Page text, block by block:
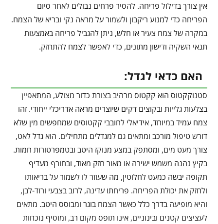
אין צורך בדילול פריחה. להסיר פרחים נבולים לאחר סיום
הפריחה כדי למנוע ריקבון ולשמור על מראה נקי ובריא של הצמח.
במקרה של צמח צעיר או חלש, ניתן להגביל פריחה באמצעות
תנאי השקיה ודישון מתונים, כדי לאפשר לצמח להתחזק.
האם כדאי לגדל:
סטנוקקטוס הוא קקטוס מרהיב בצורת כדור מצולע, המתאפיין
בצלעות גלייות ובקוצים דקים שיוצרים מראה אדריכלי ייחודי. זהו
צמח עמיד במיוחד, אידיאלי לחובבי קקטוסים שמחפשים מין שלא
דורש טיפול מורכב ומתאים גם למגדלים מתחילים. הוא גדל לאט,
צורך מעט מים, ומסתפק במצע מנוקז היטב ובטמפרטורות חמות.
בקיץ נהנה משמש ישירה או מאור חזק מאוד, ובחורף מעדיף
תקופה יבשה כמעט לחלוטין, מה שעוזר לו לשמור על בריאותו
ולחזק את יכולת הפריחה. פריחתו עדינה, לרוב בצבעי ורוד-לבן,
והיא מופיעה בדרך כלל כאשר הצמח בוגר ומבוסס היטב. מתאים
לעציצים קטנים ובינוניים, אינו תופס מקום רב, ומוסיף נוכחות